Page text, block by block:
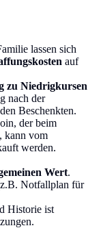
lassen sich
auf
zu Niedrigkursen
nach der
Beschenkten.
der beim
kann vom
werden.
Wert.
Notfallplan für
Historie ist